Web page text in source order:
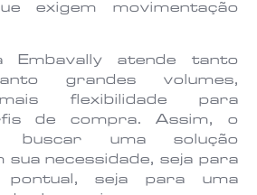
exigem movimentação
Embavally atende tanto
grandes volumes,
flexibilidade para
de compra. Assim, o
buscar uma solução
sua necessidade, seja para
seja para uma